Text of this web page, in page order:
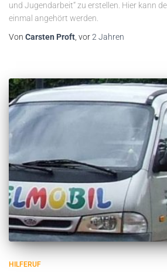
und Jugendarbeit“ zu erstellen. Hier kann
einmal angehört werden.
Von Carsten Proft , vor2 Jahren
HILFERUF